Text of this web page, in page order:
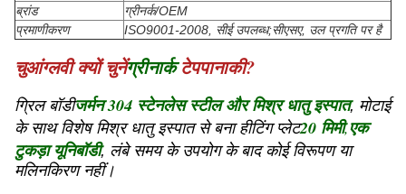
ब्रांड
ग्रीनर्क/OEM
प्रमाणीकरण
ISO9001-2008, सीई उपलब्ध;सीएसए, उल प्रगति पर है
चुआंग्लवी क्यों चुनेंग्रीनार्क टेपपानाकी?
ग्रिल बॉडीजर्मन 304 स्टेनलेस स्टील और मिश्र धातु इस्पात, मोटाई
के साथ विशेष मिश्र धातु इस्पात से बना हीटिंग प्लेट20 मिमी,एक
टुकड़ा यूनिबॉडी, लंबे समय के उपयोग के बाद कोई विरूपण या
मलिनकिरण नहीं।